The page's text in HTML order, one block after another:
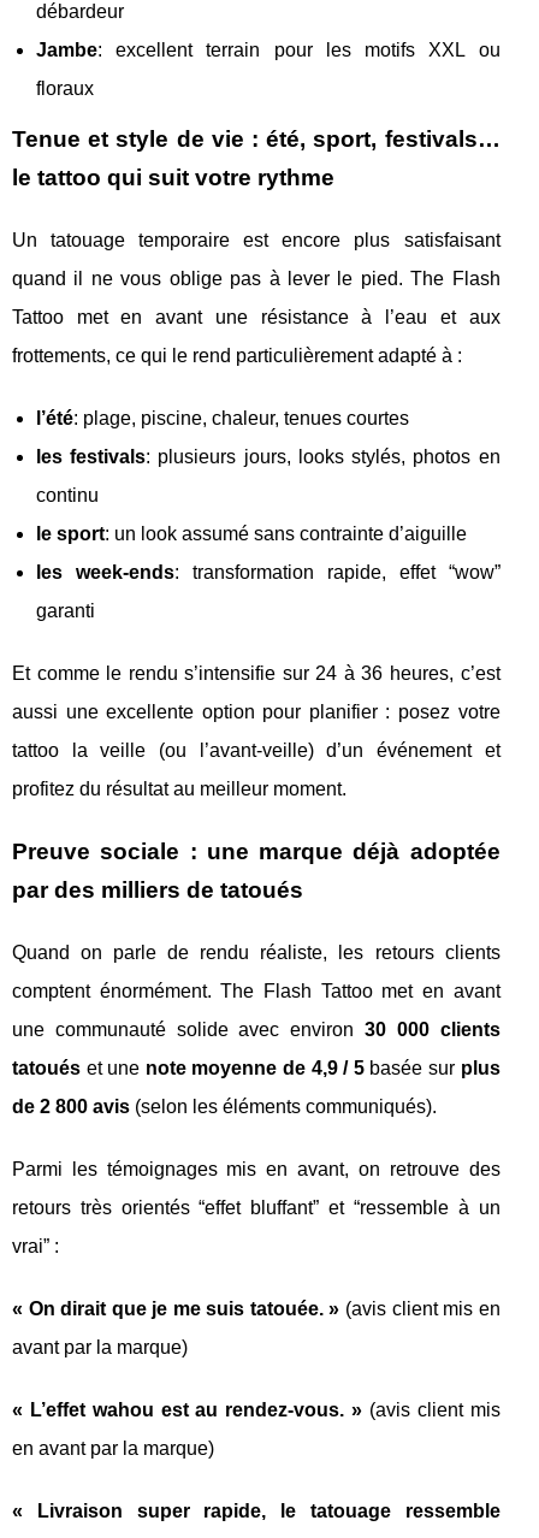
débardeur
Jambe: excellent terrain pour les motifs XXL ou
floraux
Tenue et style de vie : été, sport, festivals…
le tattoo qui suit votre rythme
Un tatouage temporaire est encore plus satisfaisant
quand il ne vous oblige pas à lever le pied. The Flash
Tattoo met en avant une résistance à l’eau et aux
frottements, ce qui le rend particulièrement adapté à :
l’été: plage, piscine, chaleur, tenues courtes
les festivals: plusieurs jours, looks stylés, photos en
continu
le sport: un look assumé sans contrainte d’aiguille
les week-ends: transformation rapide, effet “wow”
garanti
Et comme le rendu s’intensifie sur 24 à 36 heures, c’est
aussi une excellente option pour planifier : posez votre
tattoo la veille (ou l’avant-veille) d’un événement et
profitez du résultat au meilleur moment.
Preuve sociale : une marque déjà adoptée
par des milliers de tatoués
Quand on parle de rendu réaliste, les retours clients
comptent énormément. The Flash Tattoo met en avant
une communauté solide avec environ 30 000 clients
tatoués et une note moyenne de 4,9 / 5basée sur plus
de 2 800 avis (selon les éléments communiqués).
Parmi les témoignages mis en avant, on retrouve des
retours très orientés “effet bluffant” et “ressemble à un
vrai” :
« On dirait que je me suis tatouée. » (avis client mis en
avant par la marque)
« L’effet wahou est au rendez-vous. » (avis client mis
en avant par la marque)
« Livraison super rapide, le tatouage ressemble